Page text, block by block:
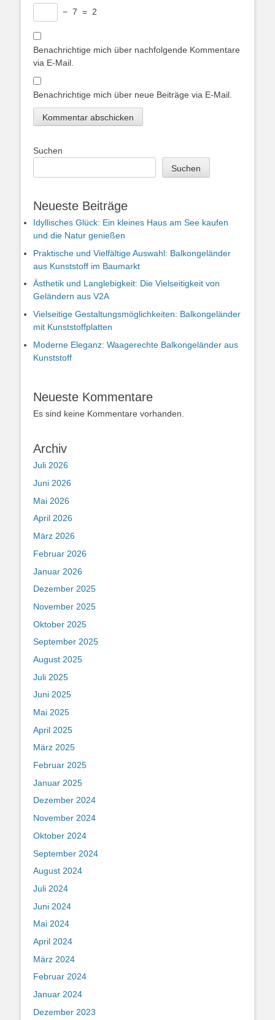
− 7 = 2
Benachrichtige mich über nachfolgende Kommentare
via E-Mail.
Benachrichtige mich über neue Beiträge via E-Mail.
Suchen
Suchen
Neueste Beiträge
Idyllisches Glück: Ein kleines Haus am See kaufen
und die Natur genießen
Praktische und Vielfältige Auswahl: Balkongeländer
aus Kunststoff im Baumarkt
Ästhetik und Langlebigkeit: Die Vielseitigkeit von
Geländern aus V2A
Vielseitige Gestaltungsmöglichkeiten: Balkongeländer
mit Kunststoffplatten
Moderne Eleganz: Waagerechte Balkongeländer aus
Kunststoff
Neueste Kommentare
Es sind keine Kommentare vorhanden.
Archiv
Juli 2026
Juni 2026
Mai 2026
April 2026
März 2026
Februar 2026
Januar 2026
Dezember 2025
November 2025
Oktober 2025
September 2025
August 2025
Juli 2025
Juni 2025
Mai 2025
April 2025
März 2025
Februar 2025
Januar 2025
Dezember 2024
November 2024
Oktober 2024
September 2024
August 2024
Juli 2024
Juni 2024
Mai 2024
April 2024
März 2024
Februar 2024
Januar 2024
Dezember 2023